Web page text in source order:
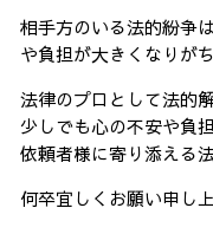
相手方のいる法的紛争
や負担が大きくなりがち
法律のプロとして法的
少しでも心の不安や負
依頼者様に寄り添える
何卒宜しくお願い申し